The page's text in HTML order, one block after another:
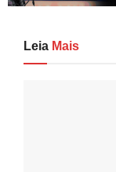
Leia Mais